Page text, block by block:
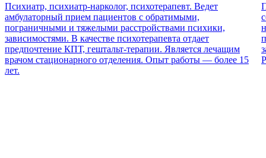
Психиатр, психиатр-нарколог, психотерапевт. Ведет
амбулаторный прием пациентов с обратимыми,
пограничными и тяжелыми расстройствами психики,
зависимостями. В качестве психотерапевта отдает
предпочтение КПТ, гештальт-терапии. Является лечащим
врачом стационарного отделения. Опыт работы — более 15
лет.